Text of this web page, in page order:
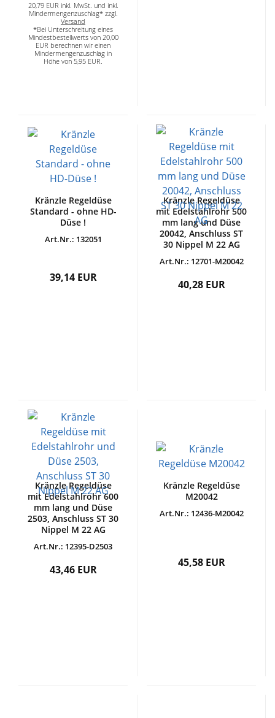
20,79 EUR inkl. MwSt. und inkl.
Mindermengenzuschlag* zzgl.
Versand
*Bei Unterschreitung eines
Mindestbestellwerts von 20,00
EUR berechnen wir einen
Mindermengenzuschlag in
Höhe von 5,95 EUR.
Kränzle Regeldüse
Standard - ohne HD-
Düse !
Art.Nr.: 132051
39,14 EUR
Kränzle Regeldüse
mit Edelstahlrohr 500
mm lang und Düse
20042, Anschluss ST
30 Nippel M 22 AG
Art.Nr.: 12701-M20042
40,28 EUR
Kränzle Regeldüse
mit Edelstahlrohr 600
mm lang und Düse
2503, Anschluss ST 30
Nippel M 22 AG
Art.Nr.: 12395-D2503
43,46 EUR
Kränzle Regeldüse
M20042
Art.Nr.: 12436-M20042
45,58 EUR